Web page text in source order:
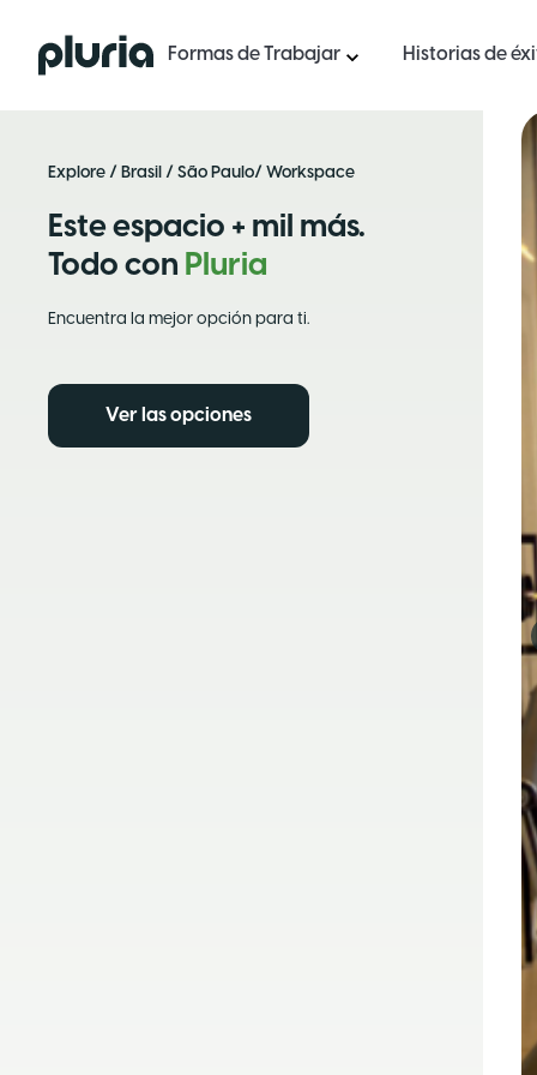
Logo Pluria Formas de Trabajar Historias de
Explore / Brasil / São Paulo/ Workspace
Este espacio + mil más.
Todo con Pluria
Encuentra la mejor opción para ti.
Ver las opciones